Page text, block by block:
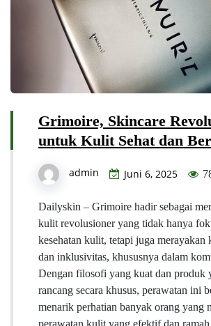
Grimoire, Skincare
untuk Kulit Sehat dan
admin Juni 6, 2025
Dailyskin – Grimoire hadir sebagai
kulit revolusioner yang tidak hanya
kesehatan kulit, tetapi juga merayakan
dan inklusivitas, khususnya dalam
Dengan filosofi yang kuat dan produk
rancang secara khusus, perawatan ini
menarik perhatian banyak orang yang
perawatan kulit yang efektif dan